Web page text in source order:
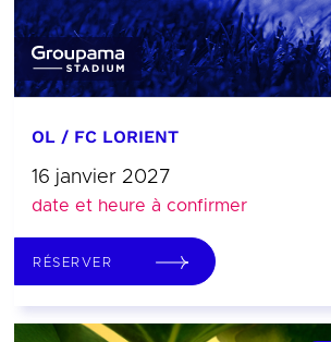
OL / FC LORIENT
16 janvier 2027
date et heure à confirmer
RÉSERVER